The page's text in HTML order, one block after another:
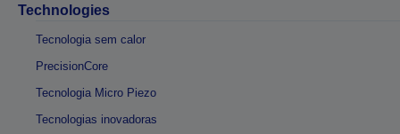
Technologies
Tecnologia sem calor
PrecisionCore
Tecnologia Micro Piezo
Tecnologias inovadoras